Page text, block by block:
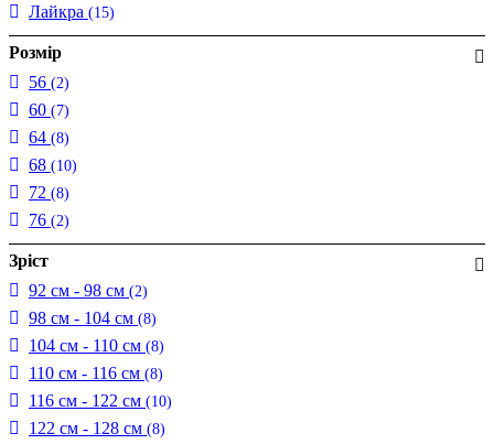
Лайкра (15)
Розмір
56 (2)
60 (7)
64 (8)
68 (10)
72 (8)
76 (2)
Зріст
92 см - 98 см (2)
98 см - 104 см (8)
104 см - 110 см (8)
110 см - 116 см (8)
116 см - 122 см (10)
122 см - 128 см (8)